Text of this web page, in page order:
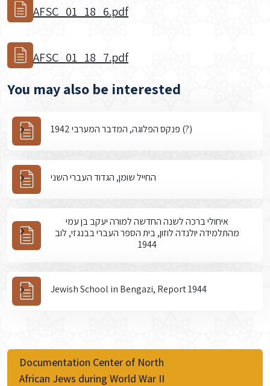
AFSC_01_18_6.pdf
AFSC_01_18_7.pdf
You may also be interested
פנקס הפלוגה, המדבר המערבי 1942 (?)
החייל שומן, הגדוד העברי השני
איחולי ברכה לשנה החדשה למורה יעקב בן עמי
מהתלמידה יולנדה לוזון, בית הספר העברי בבנגזי, לוב
1944
Jewish School in Bengazi, Report 1944
Documentation Center of North
African Jews during World War II